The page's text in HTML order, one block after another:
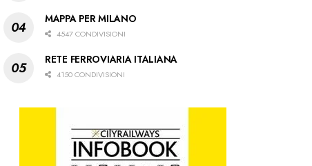
MAPPA PER MILANO
4547 CONDIVISIONI
RETE FERROVIARIA ITALIANA
4150 CONDIVISIONI